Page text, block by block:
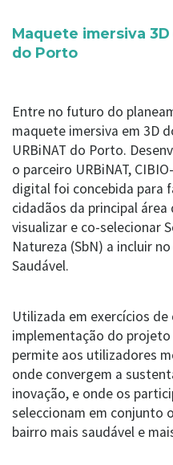
Maquete imersiva
do Porto
Entre no futuro do
maquete imersiva em 3D
URBiNAT do Porto.
o parceiro URBiNAT,
digital foi concebida para
cidadãos da principal
visualizar e co-selecionar
Natureza (SbN) a incluir
Saudável.
Utilizada em exercícios
implementação do projeto
permite aos utilizadores
onde convergem a
inovação, e onde os
seleccionam em conjunto
bairro mais saudável e